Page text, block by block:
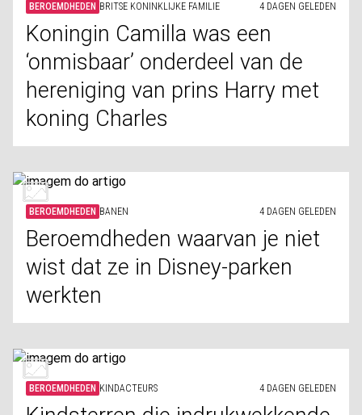
BEROEMDHEDEN BRITSE KONINKLIJKE FAMILIE 4 DAGEN GELEDEN
Koningin Camilla was een
‘onmisbaar’ onderdeel van de
hereniging van prins Harry met
koning Charles
BEROEMDHEDEN BANEN 4 DAGEN GELEDEN
Beroemdheden waarvan je niet
wist dat ze in Disney-parken
werkten
BEROEMDHEDEN KINDACTEURS 4 DAGEN GELEDEN